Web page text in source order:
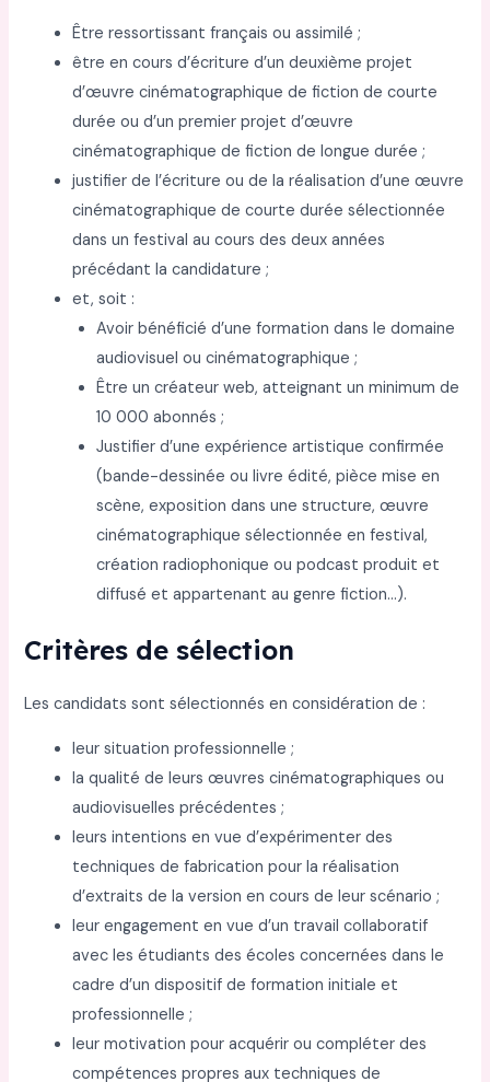
Être ressortissant français ou assimilé ;
être en cours d’écriture d’un deuxième projet
d’œuvre cinématographique de fiction de courte
durée ou d’un premier projet d’œuvre
cinématographique de fiction de longue durée ;
justifier de l’écriture ou de la réalisation d’une œuvre
cinématographique de courte durée sélectionnée
dans un festival au cours des deux années
précédant la candidature ;
et, soit :
Avoir bénéficié d’une formation dans le domaine
audiovisuel ou cinématographique ;
Être un créateur web, atteignant un minimum de
10 000 abonnés ;
Justifier d’une expérience artistique confirmée
(bande-dessinée ou livre édité, pièce mise en
scène, exposition dans une structure, œuvre
cinématographique sélectionnée en festival,
création radiophonique ou podcast produit et
diffusé et appartenant au genre fiction…).
Critères de sélection
Les candidats sont sélectionnés en considération de :
leur situation professionnelle ;
la qualité de leurs œuvres cinématographiques ou
audiovisuelles précédentes ;
leurs intentions en vue d’expérimenter des
techniques de fabrication pour la réalisation
d’extraits de la version en cours de leur scénario ;
leur engagement en vue d’un travail collaboratif
avec les étudiants des écoles concernées dans le
cadre d’un dispositif de formation initiale et
professionnelle ;
leur motivation pour acquérir ou compléter des
compétences propres aux techniques de